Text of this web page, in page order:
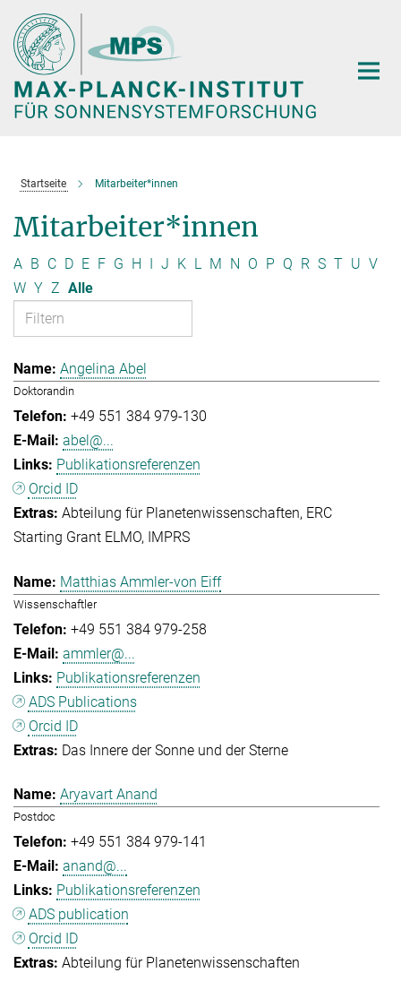
Hauptinhalt
Startseite Mitarbeiter*innen
Mitarbeiter*innen
A B C D E F G H I J K L M N O P Q R S T U V
W Y Z Alle
Angelina Abel
Doktorandin
+49 551 384 979-130
abel@...
Publikationsreferenzen
Orcid ID
Abteilung für Planetenwissenschaften ERC
Starting Grant ELMO
IMPRS
Matthias Ammler-von Eiff
Wissenschaftler
+49 551 384 979-258
ammler@...
Publikationsreferenzen
ADS Publications
Orcid ID
Das Innere der Sonne und der Sterne
Aryavart Anand
Postdoc
+49 551 384 979-141
anand@...
Publikationsreferenzen
ADS publication
Orcid ID
Abteilung für Planetenwissenschaften